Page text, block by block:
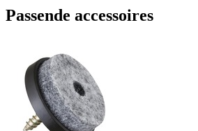
Passende accessoires